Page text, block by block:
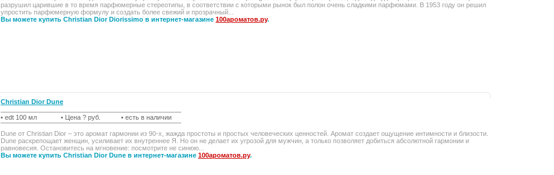
разрушил царившие в то время парфюмерные стереотипы, в соответствии с которыми рынок был полон очень сладкими парфюмами. В 1953 году он решил
упростить парфюмерную формулу и создать более свежий и прозрачный...
Вы можете купить Christian Dior Diorissimo в интернет-магазине 100ароматов.ру.
Christian Dior Dune
• edt 100 мл • Цена ? руб. • есть в наличии
Dune от Christian Dior – это аромат гармонии из 90-х, жажда простоты и простых человеческих ценностей. Аромат создает ощущение интимности и близости.
Dune раскрепощает женщин, усиливает их внутреннее Я. Но он не делает их угрозой для мужчин, а только позволяет добиться абсолютной гармонии и
равновесия. Остановитесь на мгновение: посмотрите не синюю...
Вы можете купить Christian Dior Dune в интернет-магазине 100ароматов.ру.